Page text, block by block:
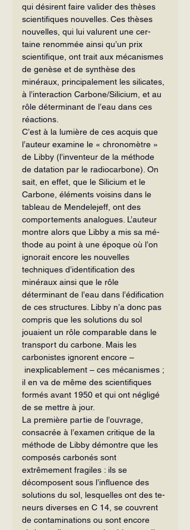
qui désirent faire valider des thèses
scientifiques nouvelles. Ces thèses
nouvelles, qui lui valurent une cer­
taine renommée ainsi qu’un prix
scienti­fique, ont trait aux mécanismes
de genèse et de synthèse des
minéraux, principale­ment les silicates,
à l’interaction Car­bone/Silicium, et au
rôle déterminant de l’eau dans ces
réactions.
C’est à la lumière de ces acquis que
l’auteur examine le « chronomètre »
de Libby (l’inventeur de la méthode
de data­tion par le radiocarbone). On
sait, en effet, que le Silicium et le
Carbone, éléments voisins dans le
tableau de Mendelejeff, ont des
comportements analogues. L’au­teur
montre alors que Libby a mis sa mé­
thode au point à une époque où l’on
ignorait encore les nouvelles
techniques d’identification des
minéraux ainsi que le rôle
déterminant de l’eau dans l’édifica­tion
de ces structures. Libby n’a donc pas
compris que les solutions du sol
jouaient un rôle comparable dans le
transport du carbone. Mais les
carbonistes ignorent en­core –
inexplicablement – ces méca­nismes ;
il en va de même des scienti­fiques
formés avant 1950 et qui ont né­gligé
de se mettre à jour.
La première partie de l’ouvrage,
consacrée à l’examen critique de la
mé­thode de Libby démontre que les
compo­sés carbonés sont
extrêmement fragiles : ils se
décomposent sous l’influence des
solutions du sol, lesquelles ont des te­
neurs diverses en C 14, se couvrent
de contaminations ou sont encore